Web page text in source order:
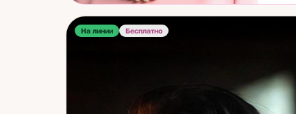
—
На линии Бесплатно